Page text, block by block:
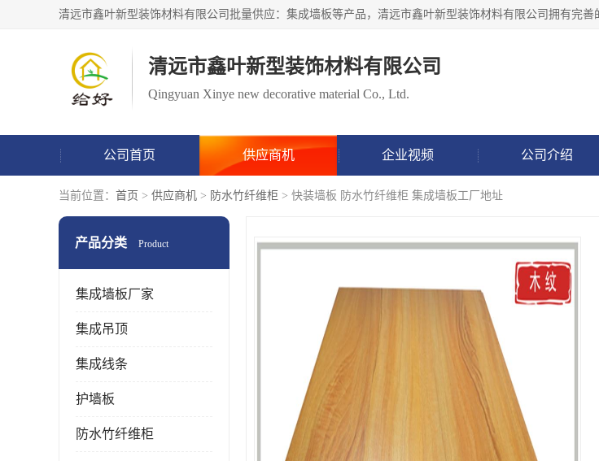
清远市鑫叶新型装饰材料有限公司
Qingyuan Xinye new decorative material Co., Ltd.
公司首页 供应商机 企业视频 公司介绍
当前位置： 首页 > 供应商机 > 防水竹纤维柜 > 快装墙板 防水竹纤维柜 集成墙板工厂地址
产品分类 Product
集成墙板厂家
集成吊顶
集成线条
护墙板
防水竹纤维柜